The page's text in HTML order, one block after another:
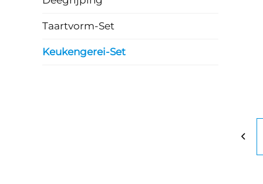
Taartvorm-Set
Keukengerei-Set